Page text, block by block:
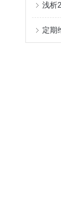
浅析